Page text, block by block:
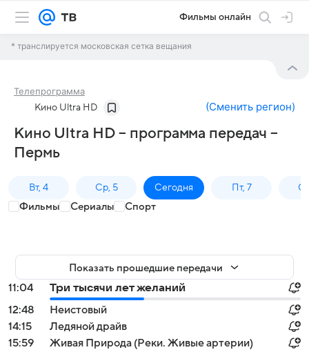
Фильмы онлайн
* транслируется московская сетка вещания
Телепрограмма
Кино Ultra HD (Сменить регион)
Кино Ultra HD – программа передач –
Пермь
Вт, 4 Ср, 5 Сегодня Пт, 7
Фильмы Сериалы Спорт
Показать прошедшие передачи
11:04
Три тысячи лет желаний
12:48
Неистовый
14:15
Ледяной драйв
15:59
Живая Природа (Реки. Живые артерии)